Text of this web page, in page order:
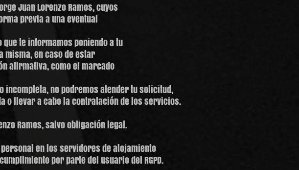
Juan Lorenzo Ramos, cuyos
previa a una eventual
te informamos poniendo a tu
en caso de estar
afirmativa, como el marcado
incompleta, no podremos atender tu solicitud,
o llevar a cabo la contratación de los servicios.
Ramos, salvo obligación legal.
en los servidores de alojamiento
por parte del usuario del RGPD.